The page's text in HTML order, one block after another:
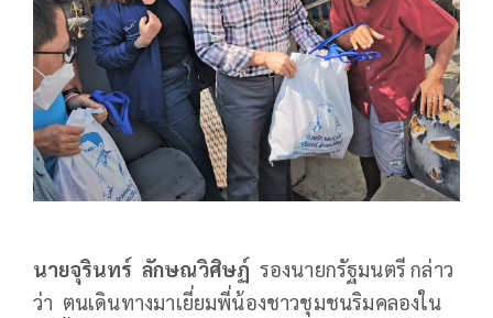
นายจุรินทร์ ลักษณวิศิษฏ์ รองนายกรัฐมนตรี กล่าว
ว่า ตนเดินทางมาเยี่ยมพี่น้องชาวชุมชนริมคลองใน